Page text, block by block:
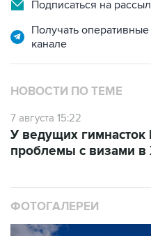
Подписаться на
Получать
канале
НОВОСТИ ПО ТЕМЕ
7 августа 15:22
У ведущих гимнасток
проблемы с визами в
ФОТОГАЛЕРЕИ